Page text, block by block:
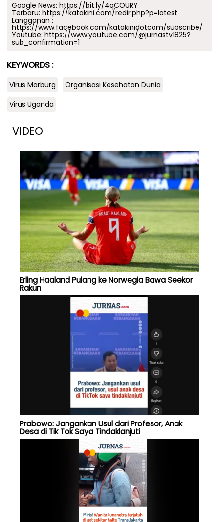
Google News: https://bit.ly/4qCOURY
Terbaru: https://katakini.com/redir.php?p=latest
Langganan :
https://www.facebook.com/katakinidotcom/subscribe/
Youtube: https://www.youtube.com/@jurnastv1825?
sub_confirmation=1
KEYWORDS :
Virus Marburg
Organisasi Kesehatan Dunia
.
Virus Uganda
VIDEO
Erling Haaland Pulang ke Norwegia Bawa Seekor
Rakun
Prabowo: Jangankan Usul dari Profesor, Anak
Desa di Tik Tok Saya Tindaklanjuti